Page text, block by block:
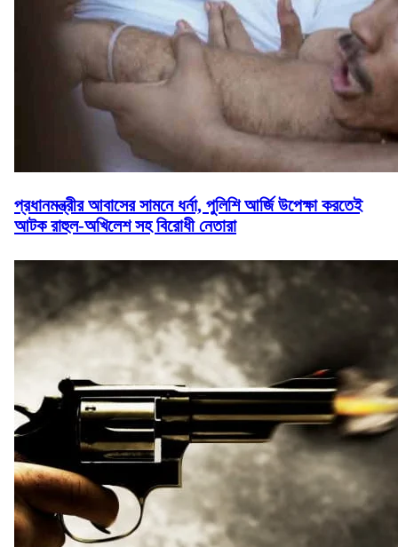
প্রধানমন্ত্রীর আবাসের সামনে ধর্না, পুলিশি আর্জি উপেক্ষা করতেই
আটক রাহুল-অখিলেশ সহ বিরোধী নেতারা